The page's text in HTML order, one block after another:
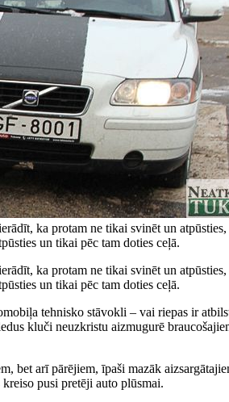
ka protam ne tikai svinēt un
un tikai pēc tam doties ceļā.
ka protam ne tikai svinēt un
un tikai pēc tam doties ceļā.
tehnisko stāvokli – vai riepas ir
kluči neuzkristu aizmugurē
bet arī pārējiem, īpaši mazāk
pusi pretēji auto plūsmai.